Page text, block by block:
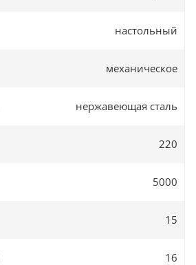
настольный
механическое
нержавеющая сталь
220
5000
15
16